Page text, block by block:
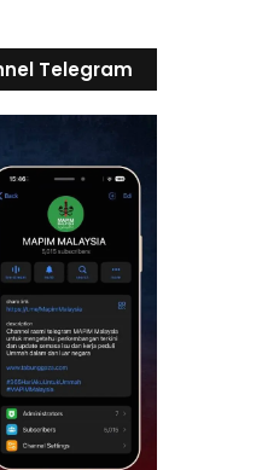
Telegram